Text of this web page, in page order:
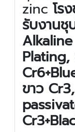
zinc โร
รับงานชุ
ขาว